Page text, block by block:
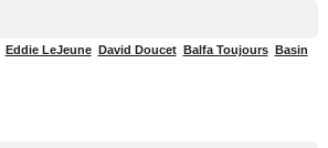
Eddie LeJeune David Doucet Balfa Toujours Basin